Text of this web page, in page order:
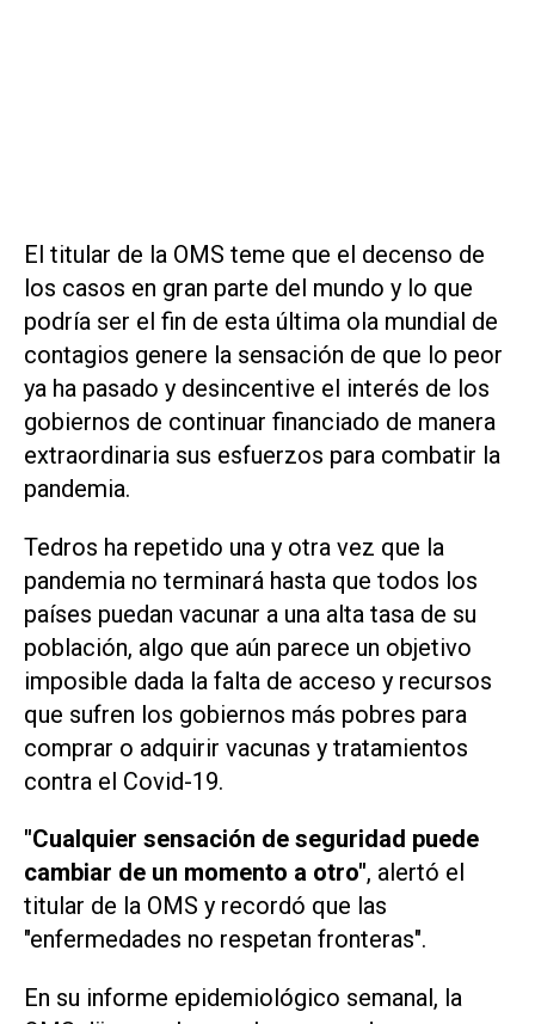
El titular de la OMS teme que el decenso de
los casos en gran parte del mundo y lo que
podría ser el fin de esta última ola mundial de
contagios genere la sensación de que lo peor
ya ha pasado y desincentive el interés de los
gobiernos de continuar financiado de manera
extraordinaria sus esfuerzos para combatir la
pandemia.
Tedros ha repetido una y otra vez que la
pandemia no terminará hasta que todos los
países puedan vacunar a una alta tasa de su
población, algo que aún parece un objetivo
imposible dada la falta de acceso y recursos
que sufren los gobiernos más pobres para
comprar o adquirir vacunas y tratamientos
contra el Covid-19.
"Cualquier sensación de seguridad puede
cambiar de un momento a otro", alertó el
titular de la OMS y recordó que las
"enfermedades no respetan fronteras".
En su informe epidemiológico semanal, la